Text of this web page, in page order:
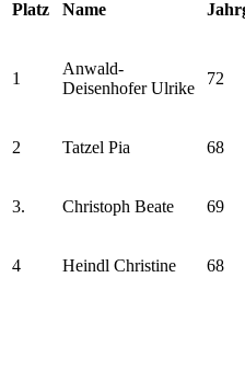
Platz Name
1
Anwald-
Deisenhofer Ulrike
72
2 Tatzel Pia 68
3. Christoph Beate 69
4 Heindl Christine 68